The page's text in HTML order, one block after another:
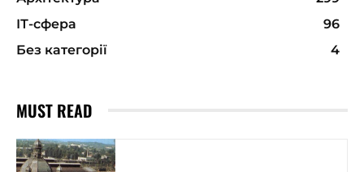
ІТ-сфера
96
Без категорії
4
MUST READ